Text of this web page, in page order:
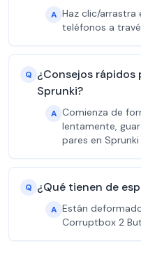
A Haz clic/arrastra
teléfonos a
Q ¿Consejos
Sprunki?
A Comienza de
lentamente,
pares en Sprunki
Q ¿Qué tienen de
A Están
Corruptbox 2